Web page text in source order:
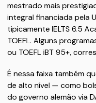
mestrado mais
integral financiada pela
tipicamente IELTS 6.5
TOEFL. Alguns
ou TOEFL iBT 95+,
É nessa faixa também
de alto nível — como
do governo alemão via